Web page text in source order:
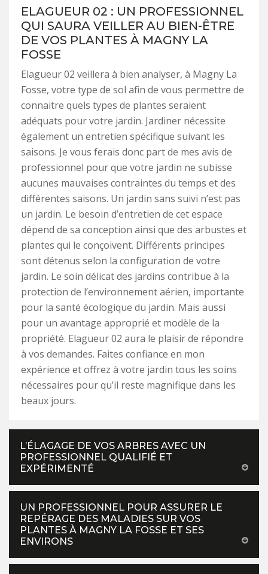
ELAGUEUR 02 : UN PROFESSIONNEL
QUI SAURA VEILLER AU BIEN-ÊTRE
DE VOS PLANTES À MAGNY LA
FOSSE
Elagueur 02 veillera à bien analyser, à Magny La
Fosse, votre type de sol afin de vous permettre de
connaitre quels types de plantes seraient
adéquats pour votre jardin. Jardiner nécessite
également un entretien spécifique suivant les
saisons. Je vous ferais donc part de mes avis de
professionnel pour que votre jardin ne subisse
aucunes mauvaises contraintes du temps et des
différentes saisons. Un jardin sans suivi n’est pas
un jardin. Le besoin d’entretien de cet espace
dépend de sa conception ainsi que des arbustes et
plantes qui le conçoivent. Différents principes
sont détenus selon la configuration de votre
jardin. Le soin délicat des jardins contribue à la
protection de l’environnement aérien, importante
pour la santé écologique du jardin. Mais aussi
pour un avantage approprié et modèle de la
propriété. Elagueur 02 aura le plaisir de répondre
à vos demandes. Faites confiance en mon
expérience et offrez à votre jardin tous les soins
nécessaires pour qu’il reste magnifique dans les
beaux jours.
L’ÉLAGAGE DE VOS ARBRES AVEC UN
PROFESSIONNEL QUALIFIÉ ET
EXPÉRIMENTÉ
UN PROFESSIONNEL POUR ASSURER LE
REPÉRAGE DES MALADIES SUR VOS
PLANTES À MAGNY LA FOSSE ET SES
ENVIRONS